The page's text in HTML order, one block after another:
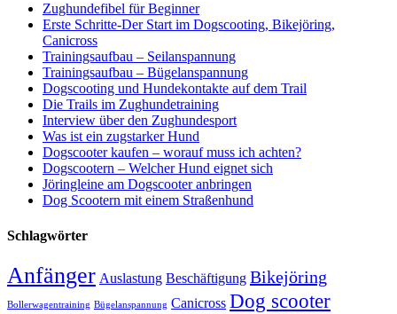
Zughundefibel für Beginner
Erste Schritte-Der Start im Dogscooting, Bikejöring,
Canicross
Trainingsaufbau – Seilanspannung
Trainingsaufbau – Bügelanspannung
Dogscooting und Hundekontakte auf dem Trail
Die Trails im Zughundetraining
Interview über den Zughundesport
Was ist ein zugstarker Hund
Dogscooter kaufen – worauf muss ich achten?
Dogscootern – Welcher Hund eignet sich
Jöringleine am Dogscooter anbringen
Dog Scootern mit einem Straßenhund
Schlagwörter
Anfänger Auslastung Beschäftigung Bikejöring
Bollerwagentraining Bügelanspannung Canicross Dog scooter